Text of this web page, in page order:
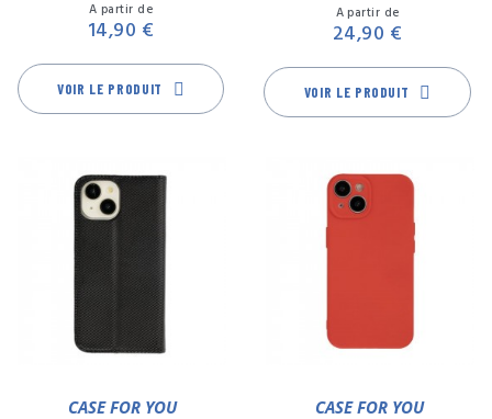
A partir de
14,90 €
VOIR LE PRODUIT
A partir de
24,90 €
VOIR LE PRODUIT
CASE FOR YOU CASE FOR YOU